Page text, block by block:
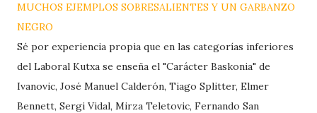
MUCHOS EJEMPLOS SOBRESALIENTES Y UN GARBANZO
NEGRO
Sé por experiencia propia que en las categorías inferiores
del Laboral Kutxa se enseña el "Carácter Baskonia" de
Ivanovic, José Manuel Calderón, Tiago Splitter, Elmer
Bennett, Sergi Vidal, Mirza Teletovic, Fernando San